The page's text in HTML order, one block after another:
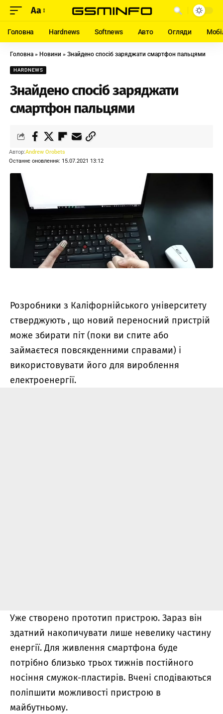
Aa
Головна Hardnews Softnews Авто Огляди
Головна » Новини » Знайдено спосіб заряджати смартфон пальцями
HARDNEWS
Знайдено спосіб заряджати
смартфон пальцями
Останнє оновлення: 15.07.2021 13:12
Автор:Andrew Orobets
Розробники з Каліфорнійського університету
стверджують , що новий переносний пристрій
може збирати піт (поки ви спите або
займаєтеся повсякденними справами) і
використовувати його для вироблення
електроенергії.
Уже створено прототип пристрою. Зараз він
здатний накопичувати лише невелику частину
енергії. Для живлення смартфона буде
потрібно близько трьох тижнів постійного
носіння смужок-пластирів. Вчені сподіваються
поліпшити можливості пристрою в
майбутньому.